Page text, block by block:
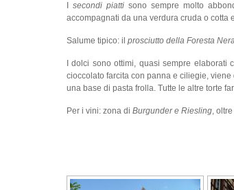
secondi piattisono sempre molto
accompagnati da una verdura cruda o cotta
Salume tipico: il prosciutto della Foresta Nera
I dolci sono ottimi, quasi sempre elaborati
cioccolato farcita con panna e ciliegie,
una base di pasta frolla. Tutte le altre torte
Per i vini: zona di Burgunder e Riesling,